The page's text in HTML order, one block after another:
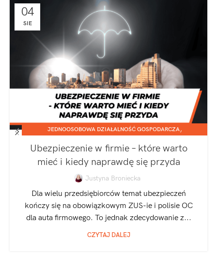
04
SIE
JEDNOOSOBOWA DZIAŁALNOŚĆ GOSPODARCZA,
Ubezpieczenie w firmie – które warto
mieć i kiedy naprawdę się przyda
Justyna Broniecka
Dla wielu przedsiębiorców temat ubezpieczeń
kończy się na obowiązkowym ZUS-ie i polisie OC
dla auta firmowego. To jednak zdecydowanie z...
CZYTAJ DALEJ